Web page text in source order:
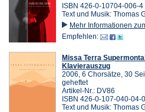
ISBN 426-0-10704-006-4
Text und Musik: Thomas
Mehr Informationen
Empfehlen:
Missa Terra
Klavierauszug
2006, 6 Chorsätze, 30
geheftet
Artikel-Nr.: DV86
ISBN 426-0-107-040-04-0
Text und Musik: Thomas